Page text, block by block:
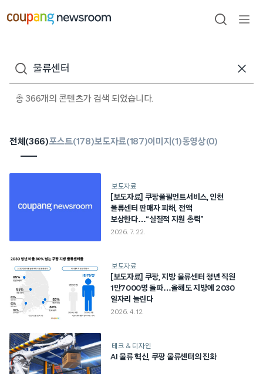
건너뛰기
검색
검색어
총 366개의 콘텐츠가 검색 되었습니다.
전체(366)포스트(178)보도자료(187)이미지(1)동영상(0)
보도자료
[보도자료] 쿠팡풀필먼트서비스, 인천
물류센터 판매자 피해, 전액
보상한다…“실질적 지원 총력”
2026. 7. 22.
보도자료
[보도자료] 쿠팡, 지방 물류센터 청년 직원
1만7000명 돌파…올해도 지방에 2030
일자리 늘린다
2026. 4. 12.
테크 & 디자인
AI 물류 혁신, 쿠팡 물류센터의 진화